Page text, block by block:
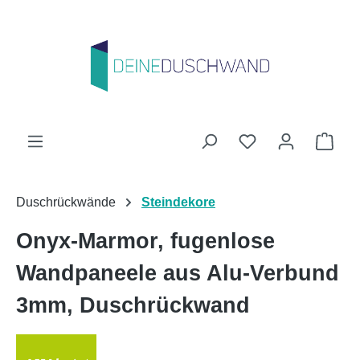
Du hast 0
Duschrückwände Steindekore
Onyx-Marmor, fugenlose
Wandpaneele aus Alu-Verbund
3mm, Duschrückwand